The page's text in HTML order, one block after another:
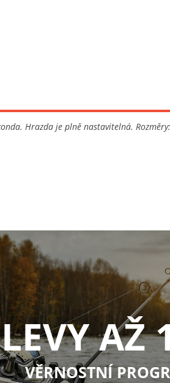
Hrazda je plně nastavitelná.
AŽ
VĚRNOSTNÍ